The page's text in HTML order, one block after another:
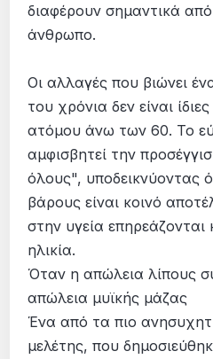
διαφέρουν σημαντικά
άνθρωπο.
Οι αλλαγές που βιώνει
του χρόνια δεν είναι
ατόμου άνω των 60. Το
αμφισβητεί την
όλους", υποδεικνύοντας
βάρους είναι κοινό
στην υγεία
ηλικία.
Όταν η απώλεια λίπους
απώλεια μυϊκής μάζας
Ένα από τα πιο
μελέτης, που